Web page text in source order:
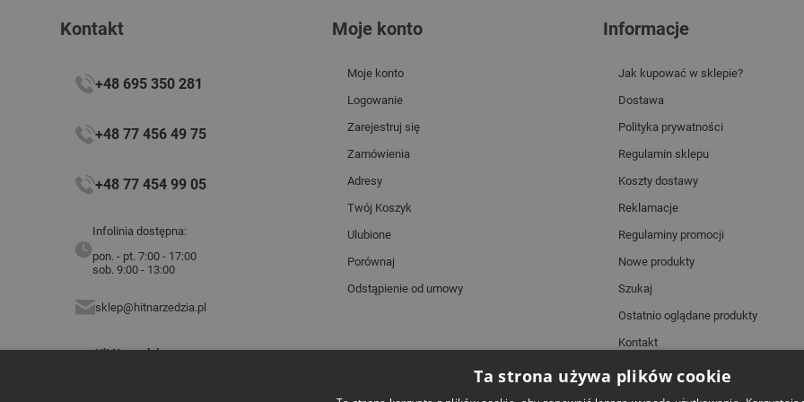
Kontakt
+48 695 350 281
+48 77 456 49 75
+48 77 454 99 05
Infolinia dostępna:
pon. - pt. 7:00 - 17:00
sob. 9:00 - 13:00
sklep@hitnarzedzia.pl
Hit Narzędzia
Moje konto
Moje konto
Logowanie
Zarejestruj się
Zamówienia
Adresy
Twój Koszyk
Ulubione
Porównaj
Odstąpienie od umowy
Informacje
Jak kupować w sklepie?
Dostawa
Polityka prywatności
Regulamin sklepu
Koszty dostawy
Reklamacje
Regulaminy promocji
Nowe produkty
Szukaj
Ostatnio oglądane produkty
Kontakt
Mapa strony
Ta strona używa plików cookie